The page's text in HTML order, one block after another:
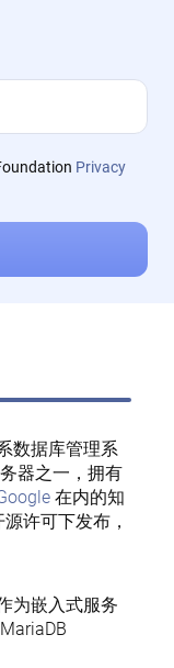
Privacy
数据库管理系
器之一，拥有
在内的知
许可下发布，
为嵌入式服务